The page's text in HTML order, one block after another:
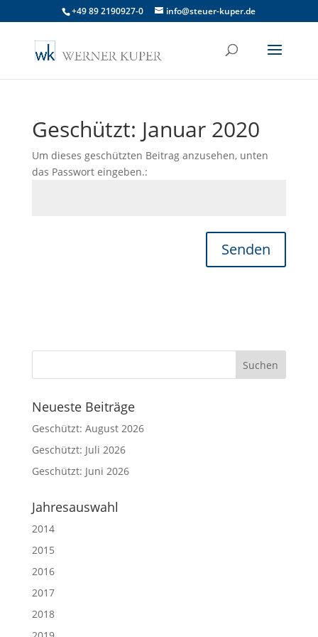
+49 89 2190927-0 info@steuer-kuper.de
Geschützt: Januar 2020
Um dieses geschützten Beitrag anzusehen, unten
das Passwort eingeben.:
Senden
Neueste Beiträge
Geschützt: August 2026
Geschützt: Juli 2026
Geschützt: Juni 2026
Jahresauswahl
2014
2015
2016
2017
2018